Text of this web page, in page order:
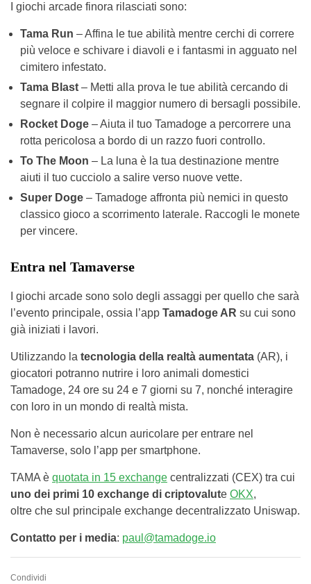
I giochi arcade finora rilasciati sono:
Tama Run – Affina le tue abilità mentre cerchi di correre
più veloce e schivare i diavoli e i fantasmi in agguato nel
cimitero infestato.
Tama Blast – Metti alla prova le tue abilità cercando di
segnare il colpire il maggior numero di bersagli possibile.
Rocket Doge – Aiuta il tuo Tamadoge a percorrere una
rotta pericolosa a bordo di un razzo fuori controllo.
To The Moon – La luna è la tua destinazione mentre
aiuti il ​​tuo cucciolo a salire verso nuove vette.
Super Doge – Tamadoge affronta più nemici in questo
classico gioco a scorrimento laterale. Raccogli le monete
per vincere.
Entra nel Tamaverse
I giochi arcade sono solo degli assaggi per quello che sarà
l’evento principale, ossia l’app Tamadoge AR su cui sono
già iniziati i lavori.
Utilizzando la tecnologia della realtà aumentata (AR), i
giocatori potranno nutrire i loro animali domestici
Tamadoge, 24 ore su 24 e 7 giorni su 7, nonché interagire
con loro in un mondo di realtà mista.
Non è necessario alcun auricolare per entrare nel
Tamaverse, solo l’app per smartphone.
TAMA è quotata in 15 exchange centralizzati (CEX) tra cui
uno dei primi 10 exchange di criptovalute OKX,
oltre che sul principale exchange decentralizzato Uniswap.
Contatto per i media: paul@tamadoge.io
Condividi